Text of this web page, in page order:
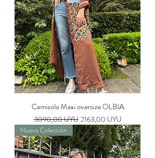
Camisola Maxi oversize OLBIA
Precio
3090,00 UYU Precio de oferta
2163,00 UYU
Nueva Colección